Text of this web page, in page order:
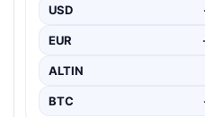
altına, hırsızlığın
{ "title": "Tuzla'da 'Millet
Özgür Çelik'ten
ilçesinde…
USD
EUR
ALTIN
BTC